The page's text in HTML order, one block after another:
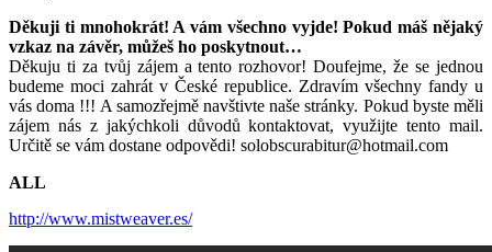
Děkuji ti mnohokrát! A vám všechno vyjde! Pokud máš nějaký
vzkaz na závěr, můžeš ho poskytnout…
Děkuju ti za tvůj zájem a tento rozhovor! Doufejme, že se jednou
budeme moci zahrát v České republice. Zdravím všechny fandy u
vás doma !!! A samozřejmě navštivte naše stránky. Pokud byste měli
zájem nás z jakýchkoli důvodů kontaktovat, využijte tento mail.
Určitě se vám dostane odpovědi! solobscurabitur@hotmail.com
ALL
http://www.mistweaver.es/